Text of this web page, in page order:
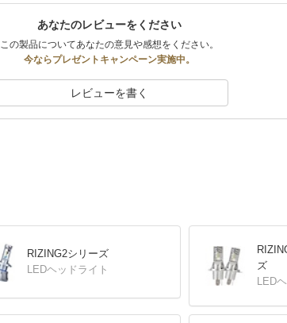
あなたのレビューをください
この製品についてあなたの意見や感想をください。
今ならプレゼントキャンペーン実施中。
レビューを書く
RIZING2シリーズ
LEDヘッドライト
ズ
LED